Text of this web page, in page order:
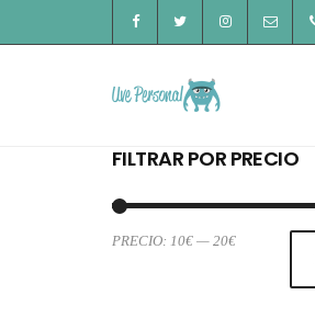
FILTRAR POR PRECIO
PRECIO: 10€ — 20€